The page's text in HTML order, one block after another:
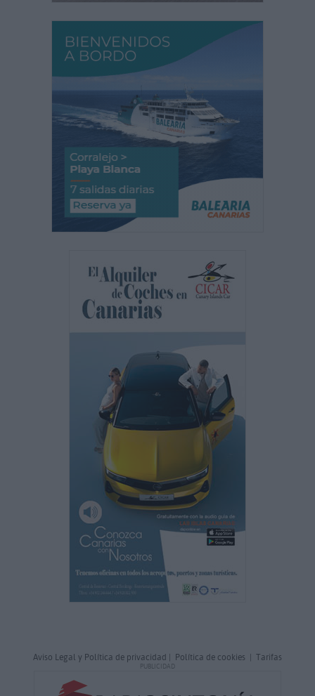
Aviso Legal y Política de privacidad | Política de cookies | Tarifas
PUBLICIDAD